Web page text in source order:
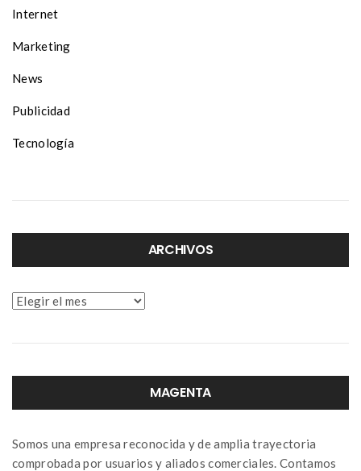
Internet
Marketing
News
Publicidad
Tecnología
ARCHIVOS
Archivos
MAGENTA
Somos una empresa reconocida y de amplia trayectoria
comprobada por usuarios y aliados comerciales. Contamos